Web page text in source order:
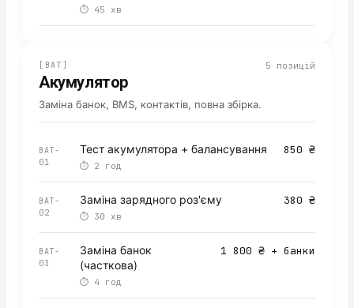
⏱ 45 хв
[ BAT ]
Акумулятор
Заміна банок, BMS, контактів, повна збірка.
5 позицій
BAT-
01
Тест акумулятора + балансування
⏱ 2 год
850 ₴
BAT-
02
Заміна зарядного роз'єму
⏱ 30 хв
380 ₴
BAT-
03
Заміна банок
(часткова)
⏱ 4 год
1 800 ₴ + банки